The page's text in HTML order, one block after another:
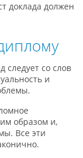
доклада должен
следует со слов
и
образом и,
Все эти